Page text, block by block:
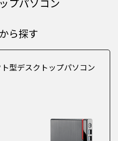
プパソコン
ら探す
型デスクトップパソコン